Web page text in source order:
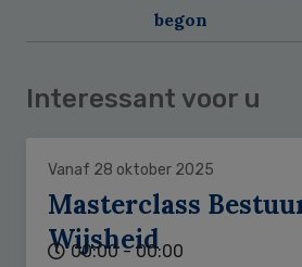
begon
Interessant voor u
Vanaf 28 oktober 2025
Masterclass
Wijsheid
00:00 - 00:00